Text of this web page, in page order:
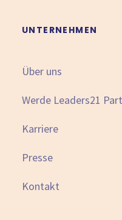
UNTERNEHMEN
Über uns
Werde Leaders21
Karriere
Presse
Kontakt